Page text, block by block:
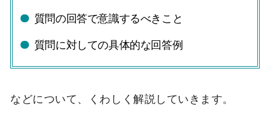
質問の回答で意識するべきこと
質問に対しての具体的な回答例
などについて、くわしく解説していきます。